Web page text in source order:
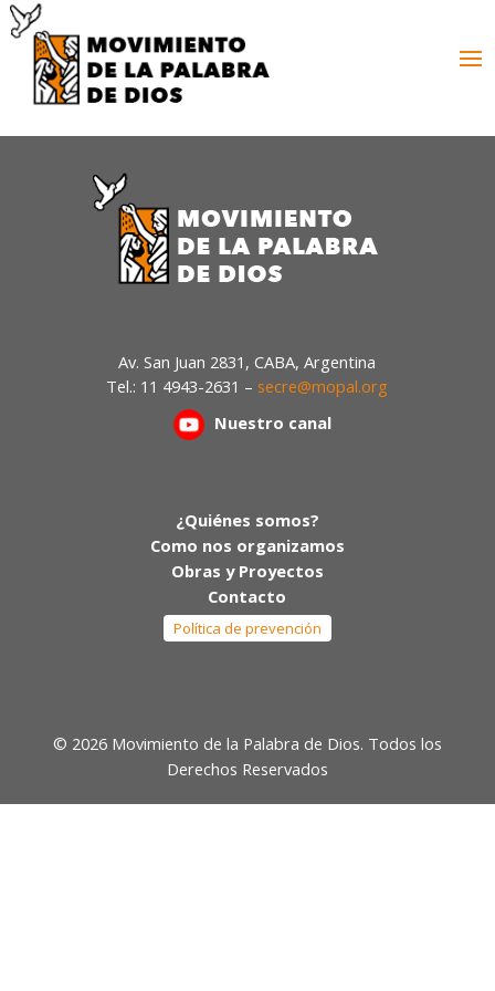
Av. San Juan 2831, CABA, Argentina
Tel.: 11 4943-2631 – secre@mopal.org
Nuestro canal
¿Quiénes somos?
Como nos organizamos
Obras y Proyectos
Contacto
Política de prevención
© 2026 Movimiento de la Palabra de Dios. Todos los
Derechos Reservados